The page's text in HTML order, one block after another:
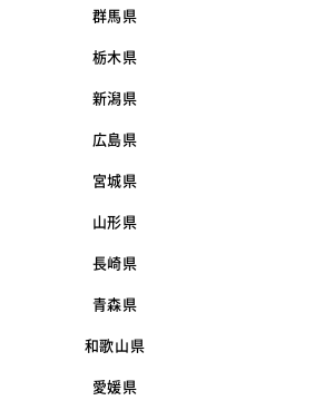
群馬県
栃木県
新潟県
広島県
宮城県
山形県
長崎県
青森県
和歌山県
愛媛県